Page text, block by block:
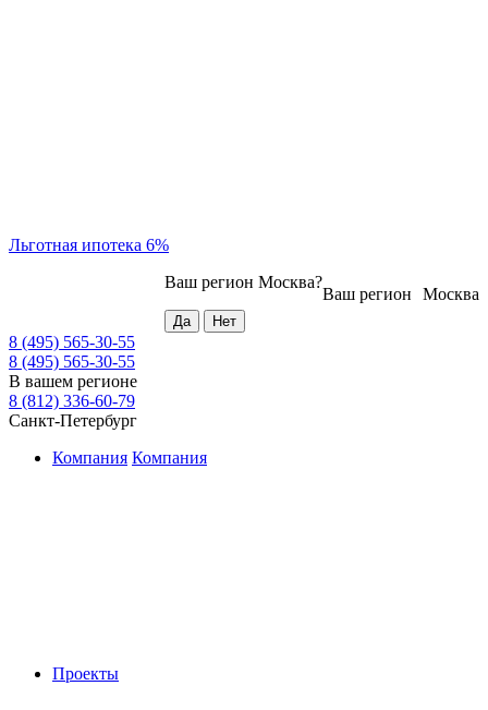
Льготная ипотека 6%
Москва
Ваш регион
Ваш регион Москва?
8 (495) 565-30-55
8 (495) 565-30-55
В вашем регионе
8 (812) 336-60-79
Санкт-Петербург
Компания Компания
Проекты